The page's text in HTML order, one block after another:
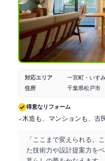
対応エリア
一宮町・いす
住所
千葉県松戸市
得意なリフォーム
木造も、マンションも、古
「ここまで変えられる。
た技術力や設計提案力を